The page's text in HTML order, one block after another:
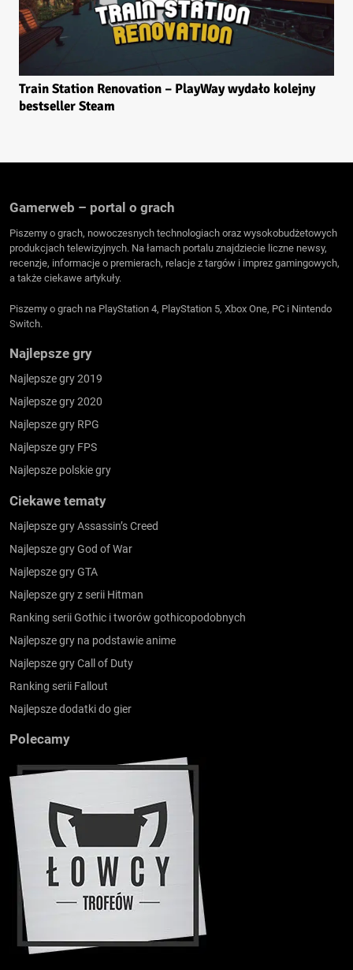
Train Station Renovation – PlayWay wydało kolejny
bestseller Steam
Gamerweb – portal o grach
Piszemy o grach, nowoczesnych technologiach oraz wysokobudżetowych
produkcjach telewizyjnych. Na łamach portalu znajdziecie liczne newsy,
recenzje, informacje o premierach, relacje z targów i imprez gamingowych,
a także ciekawe artykuły.
Piszemy o grach na PlayStation 4, PlayStation 5, Xbox One, PC i Nintendo
Switch.
Najlepsze gry
Najlepsze gry 2019
Najlepsze gry 2020
Najlepsze gry RPG
Najlepsze gry FPS
Najlepsze polskie gry
Ciekawe tematy
Najlepsze gry Assassin’s Creed
Najlepsze gry God of War
Najlepsze gry GTA
Najlepsze gry z serii Hitman
Ranking serii Gothic i tworów gothicopodobnych
Najlepsze gry na podstawie anime
Najlepsze gry Call of Duty
Ranking serii Fallout
Najlepsze dodatki do gier
Polecamy